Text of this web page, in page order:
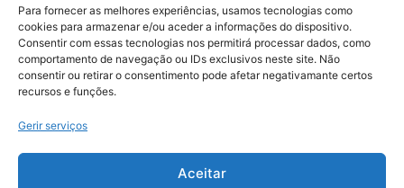
Para fornecer as melhores experiências, usamos tecnologias como
cookies para armazenar e/ou aceder a informações do dispositivo.
Consentir com essas tecnologias nos permitirá processar dados, como
comportamento de navegação ou IDs exclusivos neste site. Não
consentir ou retirar o consentimento pode afetar negativamante certos
recursos e funções.
Gerir serviços
Aceitar